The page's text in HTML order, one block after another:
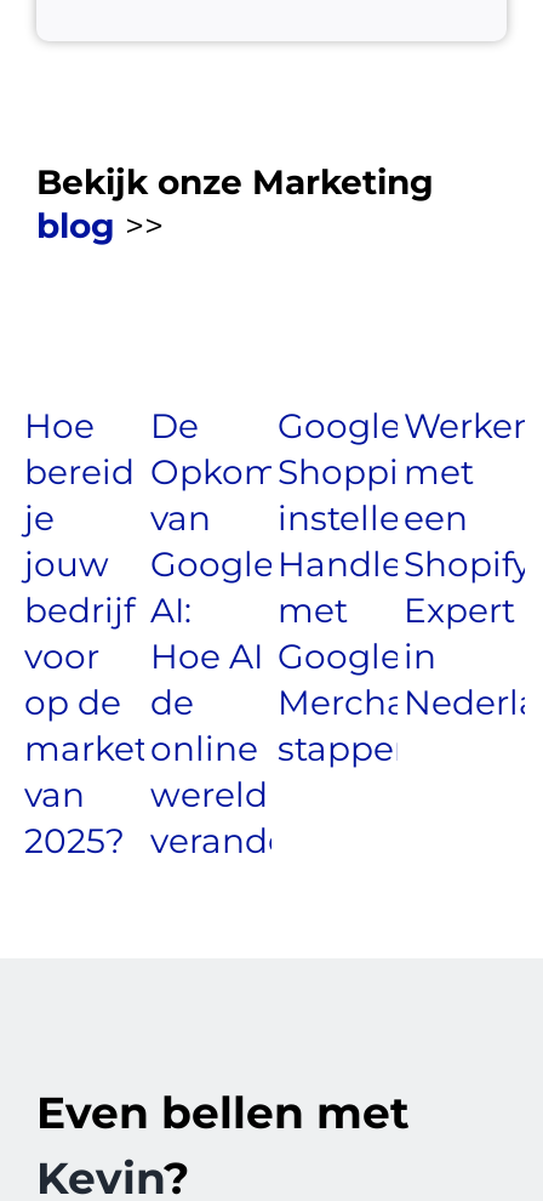
Bekijk onze Marketing
blog >>
Hoe
bereid
je
jouw
bedrijf
voor
op de
marketingtrends
van
2025?
De
Opkomst
van
Google
AI:
Hoe AI
de
online
wereld
verandert
Google
Shopping
instellen?
Handleiding
met
Google
Merchant
stappenplan
Werken
met
een
Shopify
Expert
in
Even bellen met
Kevin?